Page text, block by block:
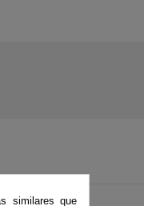
similares que